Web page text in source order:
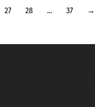
27 28 … 37 →